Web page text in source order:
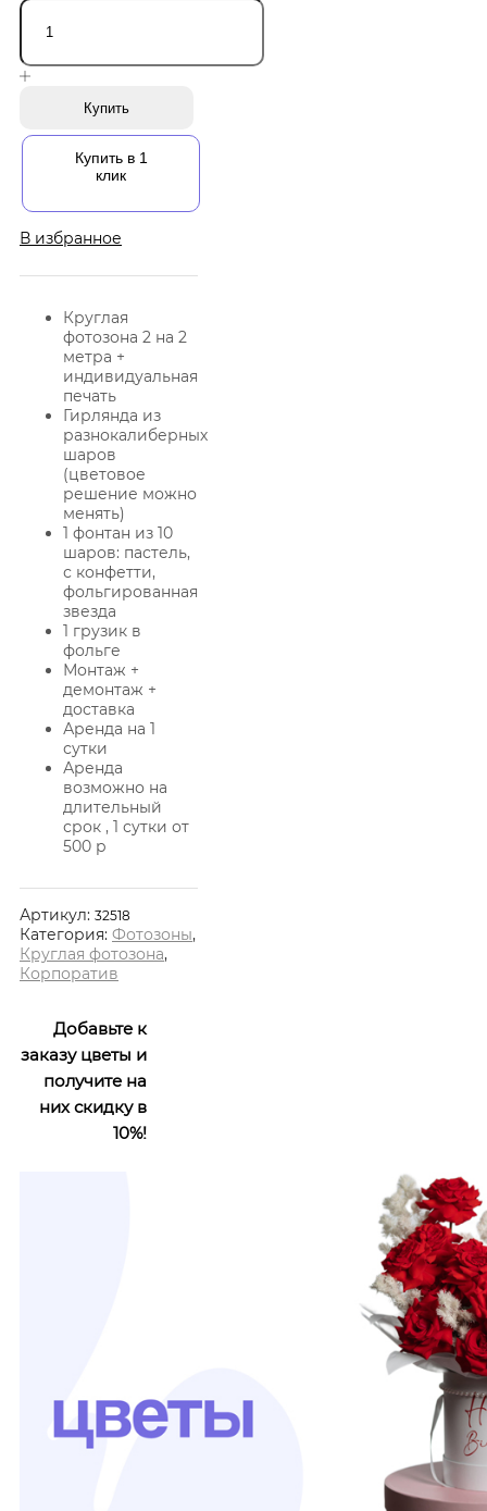
Купить
Купить в 1
клик
В избранное
Круглая
фотозона 2 на 2
метра +
индивидуальная
печать
Гирлянда из
разнокалиберных
шаров
(цветовое
решение можно
менять)
1 фонтан из 10
шаров: пастель,
с конфетти,
фольгированная
звезда
1 грузик в
фольге
Монтаж +
демонтаж +
доставка
Аренда на 1
сутки
Аренда
возможно на
длительный
срок , 1 сутки от
500 р
Артикул: 32518
Категория: Фотозоны,
Круглая фотозона,
Корпоратив
Добавьте к
заказу цветы и
получите на
них скидку в
10%!